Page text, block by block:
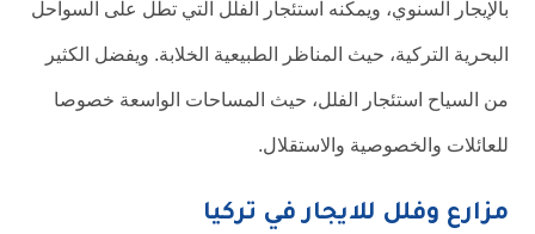
بالإيجار السنوي، ويمكنه استئجار الفلل التي تطل على السواحل
البحرية التركية، حيث المناظر الطبيعية الخلابة. ويفضل الكثير
من السياح استئجار الفلل، حيث المساحات الواسعة خصوصا
للعائلات والخصوصية والاستقلال.
مزارع وفلل للايجار في تركيا